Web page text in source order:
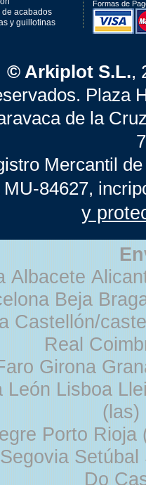
de acabados
y guillotinas
Formas de
© Arkiplot S.L.,
Plaza
de la
Mercantil
MU-84627,
y
Albacete
Beja
Castellón/
Real
Girona
León Lisboa
Porto
Do